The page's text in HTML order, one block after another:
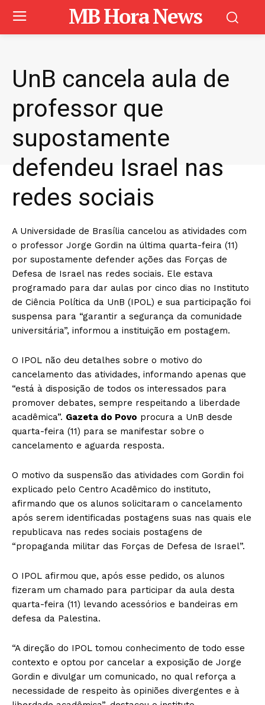
MB Hora News
UnB cancela aula de
professor que
supostamente
defendeu Israel nas
redes sociais
A Universidade de Brasília cancelou as atividades com
o professor Jorge Gordin na última quarta-feira (11)
por supostamente defender ações das Forças de
Defesa de Israel nas redes sociais. Ele estava
programado para dar aulas por cinco dias no Instituto
de Ciência Política da UnB (IPOL) e sua participação foi
suspensa para “garantir a segurança da comunidade
universitária”, informou a instituição em postagem.
O IPOL não deu detalhes sobre o motivo do
cancelamento das atividades, informando apenas que
“está à disposição de todos os interessados ​​para
promover debates, sempre respeitando a liberdade
acadêmica”. Gazeta do Povo procura a UnB desde
quarta-feira (11) para se manifestar sobre o
cancelamento e aguarda resposta.
O motivo da suspensão das atividades com Gordin foi
explicado pelo Centro Acadêmico do instituto,
afirmando que os alunos solicitaram o cancelamento
após serem identificadas postagens suas nas quais ele
republicava nas redes sociais postagens de
“propaganda militar das Forças de Defesa de Israel”.
O IPOL afirmou que, após esse pedido, os alunos
fizeram um chamado para participar da aula desta
quarta-feira (11) levando acessórios e bandeiras em
defesa da Palestina.
“A direção do IPOL tomou conhecimento de todo esse
contexto e optou por cancelar a exposição de Jorge
Gordin e divulgar um comunicado, no qual reforça a
necessidade de respeito às opiniões divergentes e à